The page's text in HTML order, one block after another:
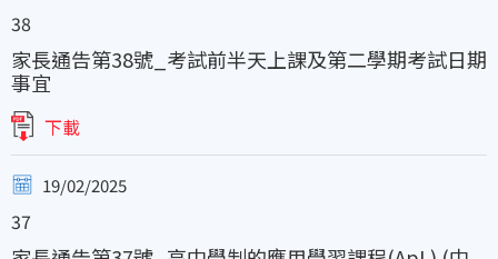
38
家長通告第38號_考試前半天上課及第二學期考試日期
事宜
下載
19/02/2025
37